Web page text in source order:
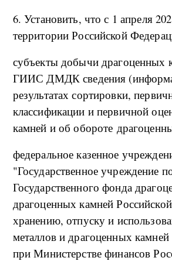
6. Установить, что с 1 апреля
территории Российской
субъекты добычи драгоценных
ГИИС ДМДК сведения
результатах сортировки,
классификации и первичной
камней и об обороте
федеральное казенное
"Государственное учреждение
Государственного фонда
драгоценных камней
хранению, отпуску и
металлов и драгоценных
при Министерстве финансов